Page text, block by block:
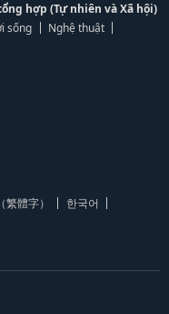
hợp (Tự nhiên và Xã hội)
sống
Nghệ thuật
繁體字）
한국어